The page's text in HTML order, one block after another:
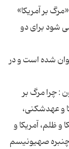
بر آمریکا»
شود برای دو
شده است و در
: چرا مرگ بر
و عهدشکنی،
و ظلم، آمریکا و
چنبره صهیونیسم